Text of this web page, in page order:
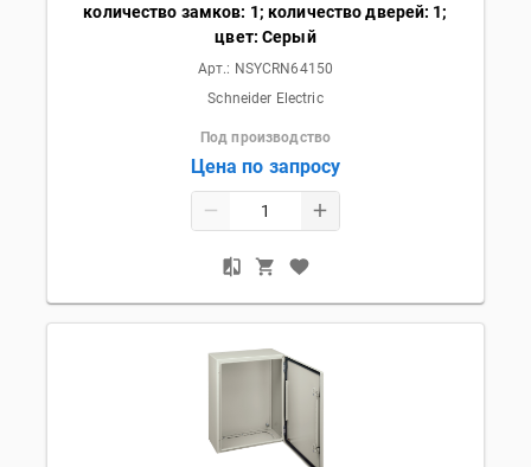
количество замков: 1; количество дверей: 1;
цвет: Серый
Арт.: NSYCRN64150
Schneider Electric
Под производство
Цена по запросу